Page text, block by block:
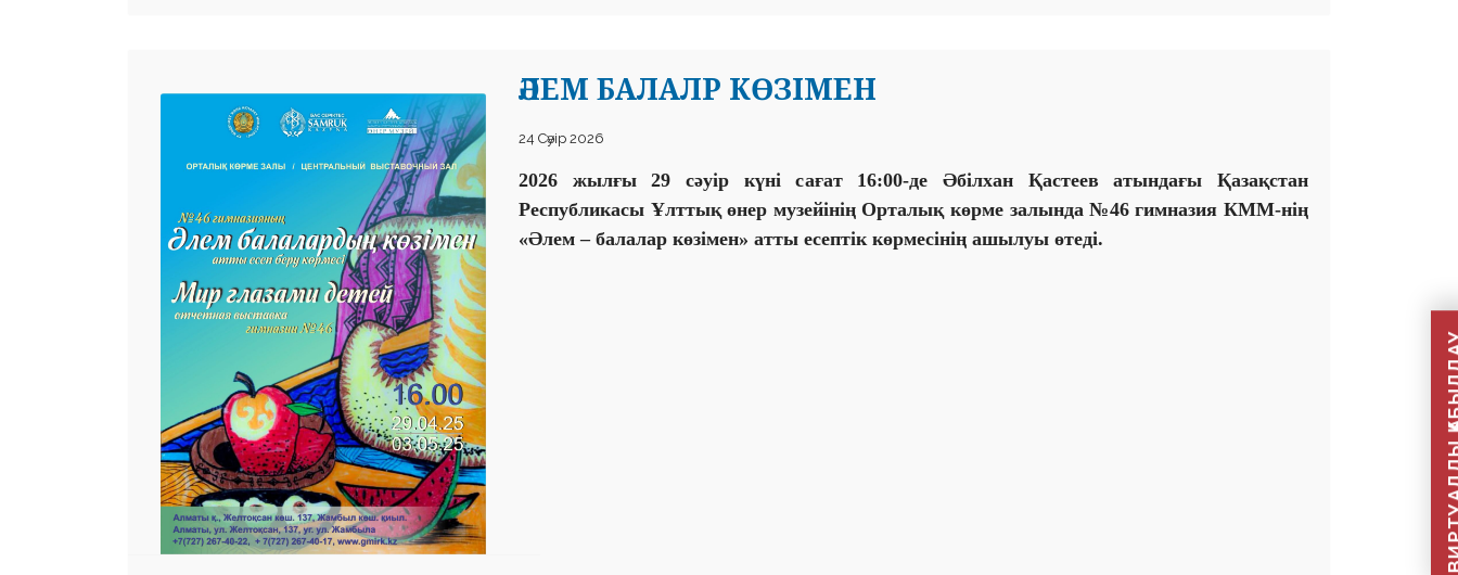
ӘЛЕМ БАЛАЛР КӨЗІМЕН
24 Сәуір 2026
2026 жылғы 29 сәуір күні сағат 16:00-де Әбілхан Қастеев атындағы Қазақстан
Республикасы Ұлттық өнер музейінің Орталық көрме залында №46 гимназия КММ-нің
«Әлем – балалар көзімен» атты есептік көрмесінің ашылуы өтеді.